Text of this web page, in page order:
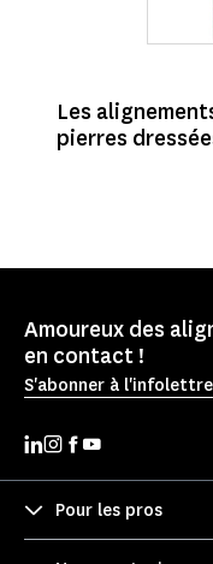
Les
pierres
Amoureux des
en contact !
S'abonner à l'infolettre
Pour les pros